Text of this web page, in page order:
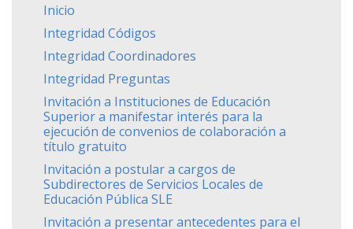
Inicio
Integridad Códigos
Integridad Coordinadores
Integridad Preguntas
Invitación a Instituciones de Educación
Superior a manifestar interés para la
ejecución de convenios de colaboración a
título gratuito
Invitación a postular a cargos de
Subdirectores de Servicios Locales de
Educación Pública SLE
Invitación a presentar antecedentes para el